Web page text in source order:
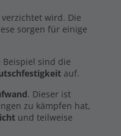
wird. Die
sorgen für einige
sind die
auf.
. Dieser ist
zu kämpfen hat,
und teilweise